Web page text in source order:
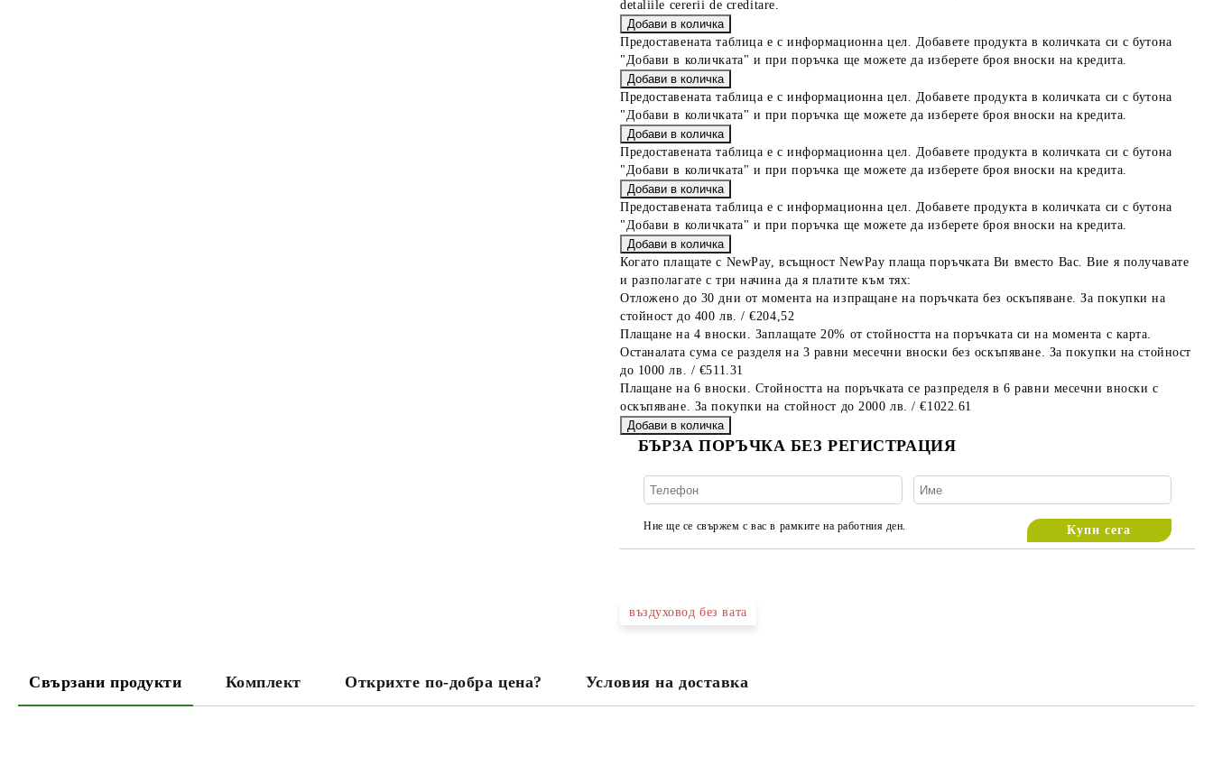
detaliile cererii de creditare.
Предоставената таблица е с информационна цел. Добавете продукта в количката си с бутона
"Добави в количката" и при поръчка ще можете да изберете броя вноски на кредита.
Предоставената таблица е с информационна цел. Добавете продукта в количката си с бутона
"Добави в количката" и при поръчка ще можете да изберете броя вноски на кредита.
Предоставената таблица е с информационна цел. Добавете продукта в количката си с бутона
"Добави в количката" и при поръчка ще можете да изберете броя вноски на кредита.
Предоставената таблица е с информационна цел. Добавете продукта в количката си с бутона
"Добави в количката" и при поръчка ще можете да изберете броя вноски на кредита.
Когато плащате с NewPay, всъщност NewPay плаща поръчката Ви вместо Вас. Вие я получавате
и разполагате с три начина да я платите към тях:
Отложено до 30 дни от момента на изпращане на поръчката без оскъпяване. За покупки на
стойност до 400 лв. / €204,52
Плащане на 4 вноски. Заплащате 20% от стойността на поръчката си на момента с карта.
Останалата сума се разделя на 3 равни месечни вноски без оскъпяване. За покупки на стойност
до 1000 лв. / €511.31
Плащане на 6 вноски. Стойността на поръчката се разпределя в 6 равни месечни вноски с
оскъпяване. За покупки на стойност до 2000 лв. / €1022.61
БЪРЗА ПОРЪЧКА БЕЗ РЕГИСТРАЦИЯ
Ние ще се свържем с вас в рамките на работния ден.
въздуховод без вата
Свързани продукти Комплект Открихте по-добра цена? Условия на доставка